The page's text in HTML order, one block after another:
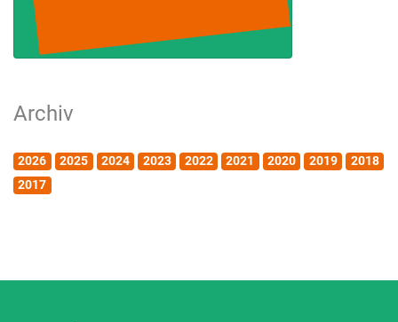
Archiv
2026 2025 2024 2023 2022 2021 2020 2019
2018
2017